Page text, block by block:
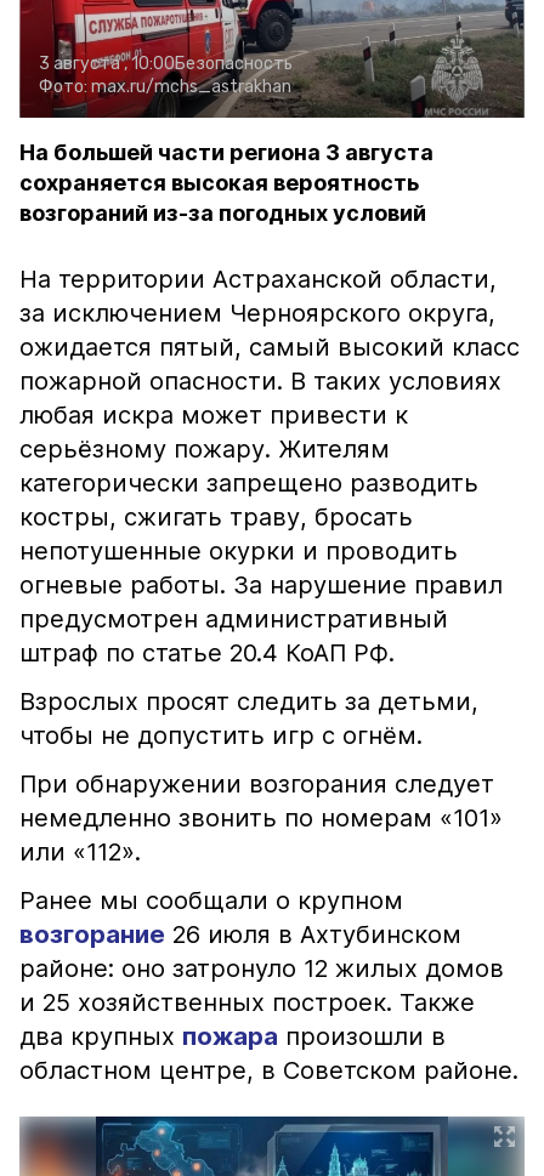
3 августа , 10:00Безопасность
Фото: max.ru/mchs_astrakhan
На большей части региона 3 августа
сохраняется высокая вероятность
возгораний из-за погодных условий
На территории Астраханской области,
за исключением Черноярского округа,
ожидается пятый, самый высокий класс
пожарной опасности. В таких условиях
любая искра может привести к
серьёзному пожару. Жителям
категорически запрещено разводить
костры, сжигать траву, бросать
непотушенные окурки и проводить
огневые работы. За нарушение правил
предусмотрен административный
штраф по статье 20.4 КоАП РФ.
Взрослых просят следить за детьми,
чтобы не допустить игр с огнём.
При обнаружении возгорания следует
немедленно звонить по номерам «101»
или «112».
Ранее мы сообщали о крупном
возгорание 26 июля в Ахтубинском
районе: оно затронуло 12 жилых домов
и 25 хозяйственных построек. Также
два крупных пожара произошли в
областном центре, в Советском районе.